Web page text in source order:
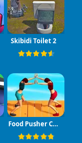
Skibidi Toilet 2
Food Pusher Challenge